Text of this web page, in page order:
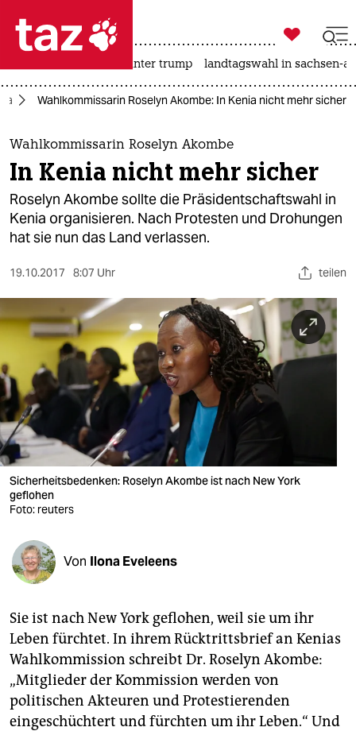
 taz zahl ich
taz zahl ich
themen
politik
öko
sport
berlin
nord
wahrheit
verlag
verlag
shop
fragen & hilfe
unterstützen
abo
genossenschaft
epaper login

taz zahl ich
usa unter trump landtagswahl in sachsen-
Wahlkommissarin Roselyn Akombe: In Kenia nicht mehr sicher
Wahlkommissarin Roselyn Akombe
In Kenia nicht mehr sicher
Roselyn Akombe sollte die Präsidentschaftswahl in
Kenia organisieren. Nach Protesten und Drohungen
hat sie nun das Land verlassen.
19.10.2017 8:07 Uhr teilen
Sicherheitsbedenken: Roselyn Akombe ist nach New York
geflohen
Foto: reuters
Von Ilona Eveleens
Sie ist nach New York geflohen, weil sie um ihr
Leben fürchtet. In ihrem Rücktrittsbrief an Kenias
Wahlkommission schreibt Dr. Roselyn Akombe:
„Mitglieder der Kommission werden von
politischen Akteuren und Protestierenden
eingeschüchtert und fürchten um ihr Leben.“ Und